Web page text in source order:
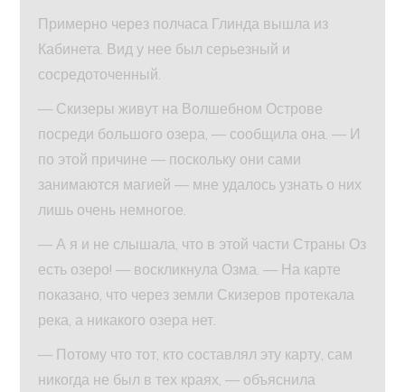
Примерно через полчаса Глинда вышла из
Кабинета. Вид у нее был серьезный и
сосредоточенный.
— Скизеры живут на Волшебном Острове
посреди большого озера, — сообщила она. — И
по этой причине — поскольку они сами
занимаются магией — мне удалось узнать о них
лишь очень немногое.
— А я и не слышала, что в этой части Страны Оз
есть озеро! — воскликнула Озма. — На карте
показано, что через земли Скизеров протекала
река, а никакого озера нет.
— Потому что тот, кто составлял эту карту, сам
никогда не был в тех краях, — объяснила